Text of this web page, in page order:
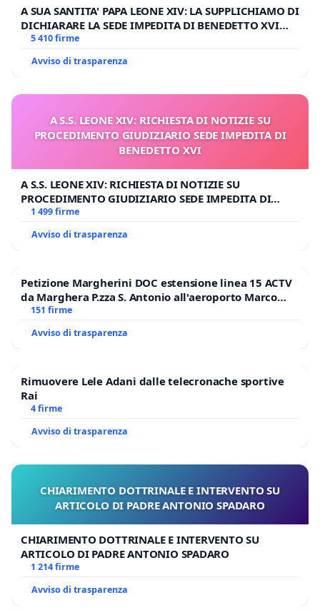
A SUA SANTITA' PAPA LEONE XIV: LA SUPPLICHIAMO DI
DICHIARARE LA SEDE IMPEDITA DI BENEDETTO XVI
E/O DI FAR APRIRE IL RELATIVO PROCESSO
5 410 firme
Avviso di trasparenza
A S.S. LEONE XIV: RICHIESTA DI NOTIZIE SU
PROCEDIMENTO GIUDIZIARIO SEDE IMPEDITA DI
BENEDETTO XVI
A S.S. LEONE XIV: RICHIESTA DI NOTIZIE SU
PROCEDIMENTO GIUDIZIARIO SEDE IMPEDITA DI
BENEDETTO XVI
1 499 firme
Avviso di trasparenza
Petizione Margherini DOC estensione linea 15 ACTV
da Marghera P.zza S. Antonio all'aeroporto Marco
Polo tariffa a € 1,50
151 firme
Avviso di trasparenza
Rimuovere Lele Adani dalle telecronache sportive
Rai
4 firme
Avviso di trasparenza
CHIARIMENTO DOTTRINALE E INTERVENTO SU
ARTICOLO DI PADRE ANTONIO SPADARO
CHIARIMENTO DOTTRINALE E INTERVENTO SU
ARTICOLO DI PADRE ANTONIO SPADARO
1 214 firme
Avviso di trasparenza